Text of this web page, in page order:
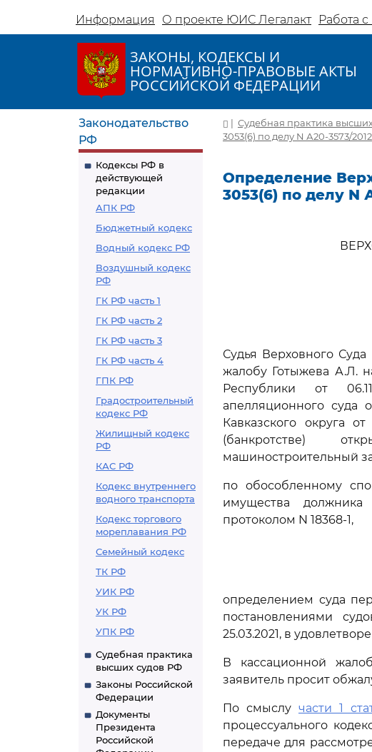
Информация О проекте ЮИС Легалакт Работа
ЗАКОНЫ, КОДЕКСЫ И
НОРМАТИВНО-ПРАВОВЫЕ АКТЫ
РОССИЙСКОЙ ФЕДЕРАЦИИ
Законодательство
РФ
Кодексы РФ в
действующей
редакции
АПК РФ
Бюджетный кодекс
Водный кодекс РФ
Воздушный кодекс
РФ
ГК РФ часть 1
ГК РФ часть 2
ГК РФ часть 3
ГК РФ часть 4
ГПК РФ
Градостроительный
кодекс РФ
Жилищный кодекс
РФ
КАС РФ
Кодекс внутреннего
водного транспорта
Кодекс торгового
мореплавания РФ
Семейный кодекс
ТК РФ
УИК РФ
УК РФ
УПК РФ
Судебная практика
высших судов РФ
Законы Российской
Федерации
Документы
Президента
Российской
| Судебная практика
3053(6) по делу N А20-3573/2012
Определение
3053(6) по делу N
Судья Верховного
жалобу Готыжева А.Л.
Республики от
апелляционного суда
Кавказского округа
(банкротстве)
машиностроительный
по обособленному
имущества
протоколом N 18368-1,
определением суда
постановлениями
25.03.2021, в
В кассационной
заявитель просит
По смыслу части 1
процессуального
передаче для